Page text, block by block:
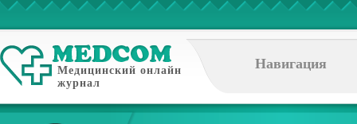
Медицинский онлайн
журнал
Навигация